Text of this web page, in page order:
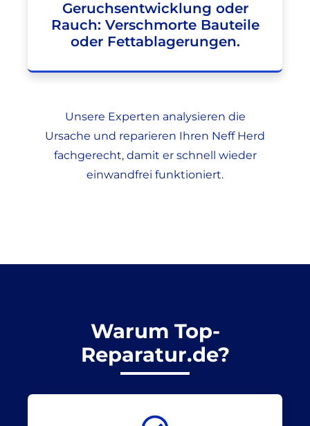
Geruchsentwicklung oder
Rauch: Verschmorte Bauteile
oder Fettablagerungen.
Unsere Experten analysieren die
Ursache und reparieren Ihren Neff Herd
fachgerecht, damit er schnell wieder
einwandfrei funktioniert.
Warum Top-
Reparatur.de?